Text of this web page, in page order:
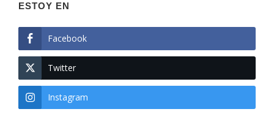
ESTOY EN
Facebook
Twitter
Instagram